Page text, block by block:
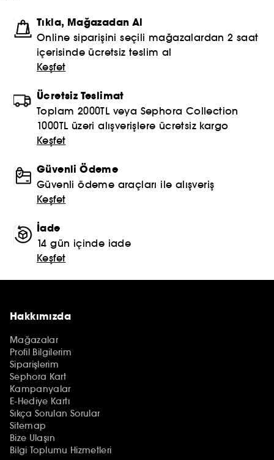
Tıkla, Mağazadan Al
Online siparişini seçili mağazalardan 2 saat
içerisinde ücretsiz teslim al
Keşfet
Ücretsiz Teslimat
Toplam 2000TL veya Sephora Collection
1000TL üzeri alışverişlere ücretsiz kargo
Keşfet
Güvenli Ödeme
Güvenli ödeme araçları ile alışveriş
Keşfet
İade
14 gün içinde iade
Keşfet
Hakkımızda
Mağazalar
Profil Bilgilerim
Siparişlerim
Sephora Kart
Kampanyalar
E-Hediye Kartı
Sıkça Sorulan Sorular
Sitemap
Bize Ulaşın
Bilgi Toplumu Hizmetleri